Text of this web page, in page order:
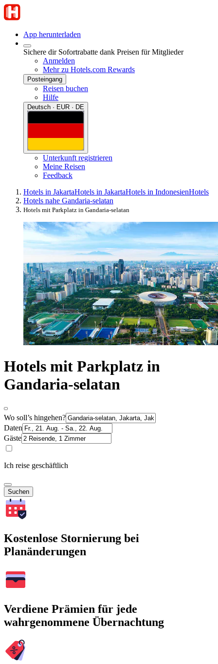
App herunterladen
Sichere dir Sofortrabatte dank Preisen für Mitglieder
Anmelden
Mehr zu Hotels.com Rewards
Posteingang
Reisen buchen
Hilfe
Deutsch · EUR · DE
Unterkunft registrieren
Meine Reisen
Feedback
Hotels in JakartaHotels in JakartaHotels in IndonesienHotels
Hotels nahe Gandaria-selatan
Hotels mit Parkplatz in Gandaria-selatan
Hotels mit Parkplatz in
Gandaria-selatan
Wo soll’s hingehen?
Daten
Gäste
Ich reise geschäftlich
Suchen
Kostenlose Stornierung bei
Planänderungen
Verdiene Prämien für jede
wahrgenommene Übernachtung